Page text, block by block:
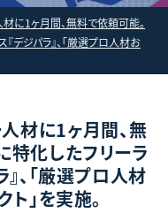
に1ヶ月間、無料で依頼可能。
デジパラ』、「厳選プロ人材お
材に1ヶ月間、無
特化したフリーラ
、「厳選プロ人材
」を実施。